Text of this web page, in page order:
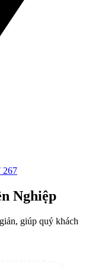
267
Nghiệp
giúp quý khách